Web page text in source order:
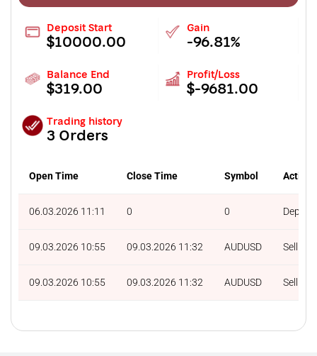
Deposit Start
$10000.00
Gain
-96.81%
Balance End
$319.00
Profit/Loss
$-9681.00
Trading history
3 Orders
Open Time Close Time Symbol Action
06.03.2026 11:11 0 0 Deposit
09.03.2026 10:55 09.03.2026 11:32 AUDUSD Sell
09.03.2026 10:55 09.03.2026 11:32 AUDUSD Sell